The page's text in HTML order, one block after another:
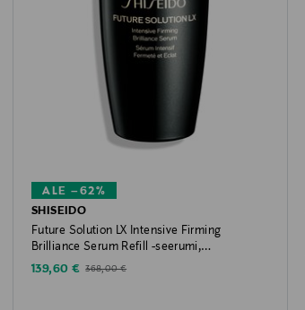
ALE –62%
SHISEIDO
Future Solution LX Intensive Firming
Brilliance Serum Refill -seerumi,
täyttöpakkaus
Discounted Price
139,60 € Original Price
368,00 €